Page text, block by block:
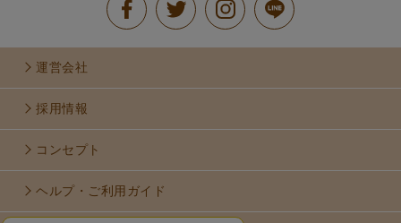
運営会社
採用情報
コンセプト
ヘルプ・ご利用ガイド